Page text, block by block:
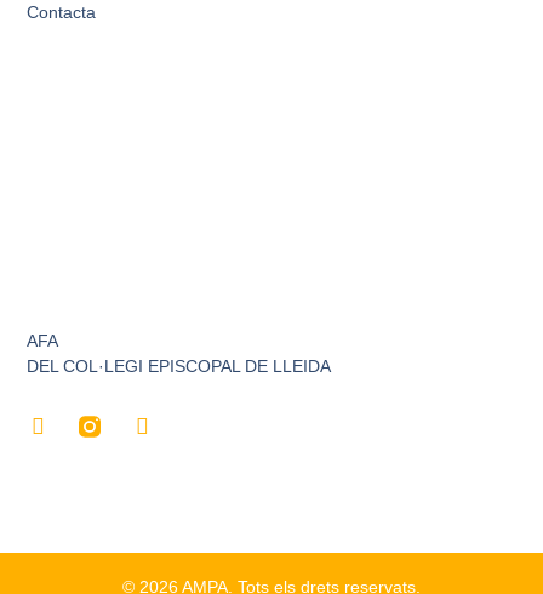
AFA
DEL COL·LEGI EPISCOPAL DE LLEIDA
Contacta
© 2026AMPA. Tots els drets reservats